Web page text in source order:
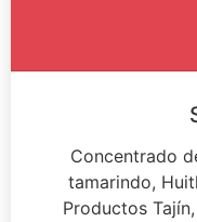
Concentrado
tamarindo,
Productos